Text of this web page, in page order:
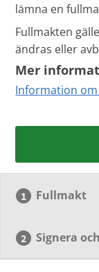
lämna en
Fullmakten
ändras eller
Mer
Information
Fullmakt
Signera